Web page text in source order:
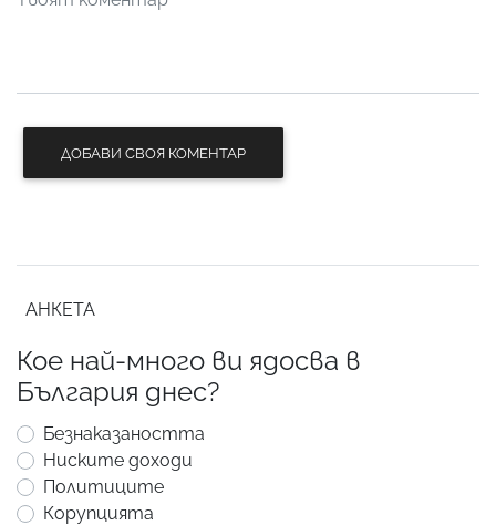
ДОБАВИ СВОЯ КОМЕНТАР
АНКЕТА
Кое най-много ви ядосва в
България днес?
Безнаказаността
Ниските доходи
Политиците
Корупцията